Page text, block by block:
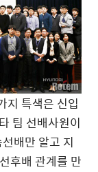
지 특색은 신입
팀 선배사원이
배만 알고 지
후배 관계를 만